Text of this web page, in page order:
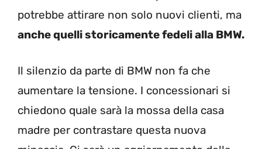
potrebbe attirare non solo nuovi clienti, ma
anche quelli storicamente fedeli alla BMW.
Il silenzio da parte di BMW non fa che
aumentare la tensione. I concessionari si
chiedono quale sarà la mossa della casa
madre per contrastare questa nuova